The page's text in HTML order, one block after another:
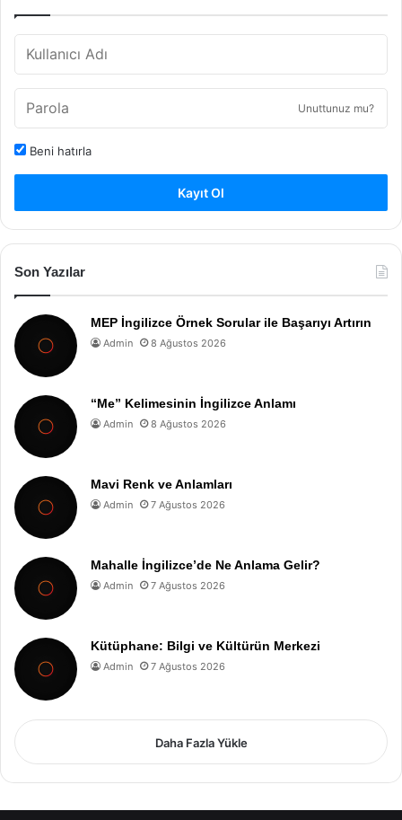
Unuttunuz mu?
Beni hatırla
Kayıt Ol
Son Yazılar
MEP İngilizce Örnek Sorular ile Başarıyı Artırın
Admin 8 Ağustos 2026
“Me” Kelimesinin İngilizce Anlamı
Admin 8 Ağustos 2026
Mavi Renk ve Anlamları
Admin 7 Ağustos 2026
Mahalle İngilizce’de Ne Anlama Gelir?
Admin 7 Ağustos 2026
Kütüphane: Bilgi ve Kültürün Merkezi
Admin 7 Ağustos 2026
Daha Fazla Yükle